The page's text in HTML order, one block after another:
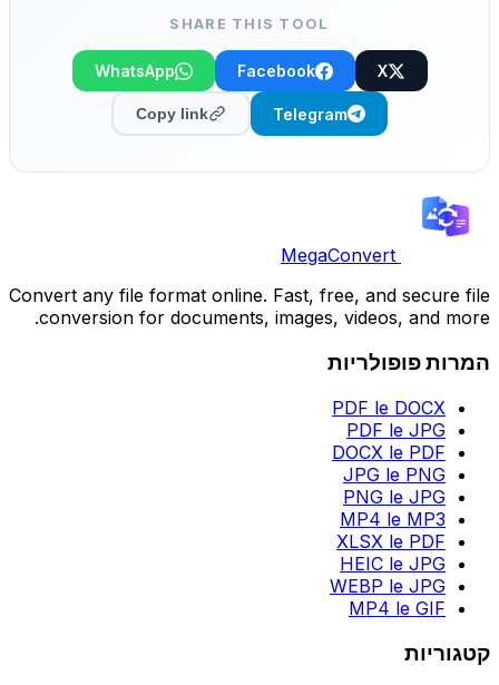
SHARE THIS TOOL
X
Facebook
WhatsApp
Telegram
Copy link
MegaConvert
Convert any file format online. Fast, free, and secure file
conversion for documents, images, videos, and more.
המרות פופולריות
PDF le DOCX
PDF le JPG
DOCX le PDF
JPG le PNG
PNG le JPG
MP4 le MP3
XLSX le PDF
HEIC le JPG
WEBP le JPG
MP4 le GIF
קטגוריות